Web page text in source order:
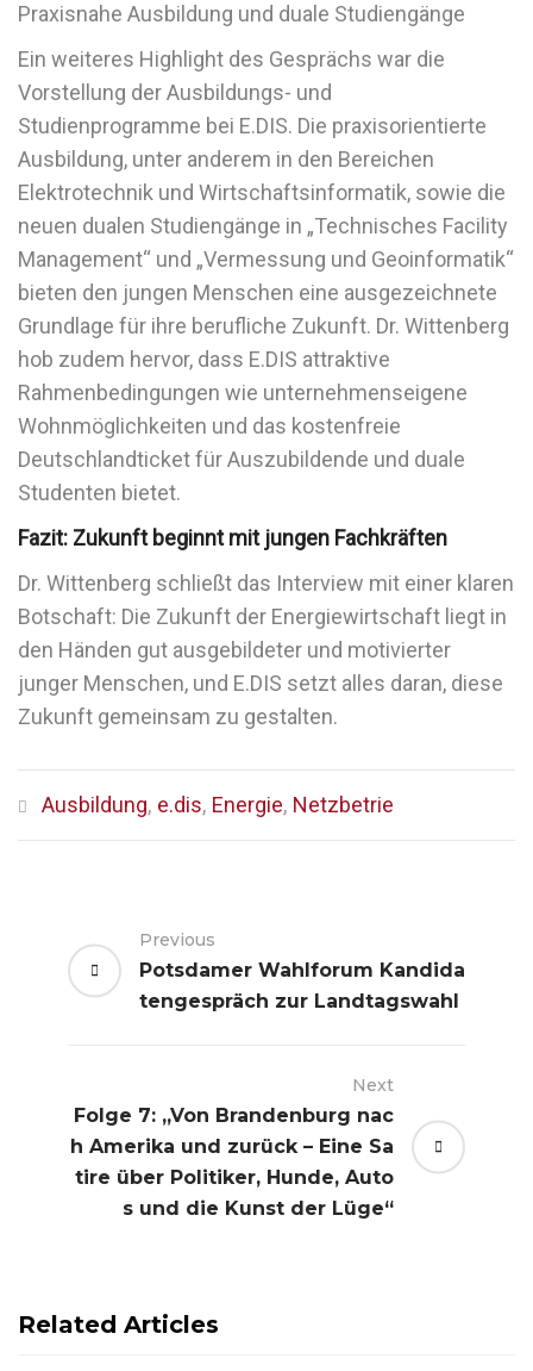
Praxisnahe Ausbildung und duale Studiengänge
Ein weiteres Highlight des Gesprächs war die
Vorstellung der Ausbildungs- und
Studienprogramme bei E.DIS. Die praxisorientierte
Ausbildung, unter anderem in den Bereichen
Elektrotechnik und Wirtschaftsinformatik, sowie die
neuen dualen Studiengänge in „Technisches Facility
Management“ und „Vermessung und Geoinformatik“
bieten den jungen Menschen eine ausgezeichnete
Grundlage für ihre berufliche Zukunft. Dr. Wittenberg
hob zudem hervor, dass E.DIS attraktive
Rahmenbedingungen wie unternehmenseigene
Wohnmöglichkeiten und das kostenfreie
Deutschlandticket für Auszubildende und duale
Studenten bietet.
Fazit: Zukunft beginnt mit jungen Fachkräften
Dr. Wittenberg schließt das Interview mit einer klaren
Botschaft: Die Zukunft der Energiewirtschaft liegt in
den Händen gut ausgebildeter und motivierter
junger Menschen, und E.DIS setzt alles daran, diese
Zukunft gemeinsam zu gestalten.
Ausbildung, e.dis, Energie, Netzbetrie
Previous
Potsdamer Wahlforum Kandida
tengespräch zur Landtagswahl
Next
Folge 7: „Von Brandenburg nac
h Amerika und zurück – Eine Sa
tire über Politiker, Hunde, Auto
s und die Kunst der Lüge“
Related Articles